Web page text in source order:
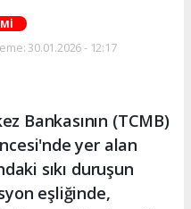
30.01.2026 - 12:17
Bankasının (TCMB)
yer alan
sıkı duruşun
eşliğinde,